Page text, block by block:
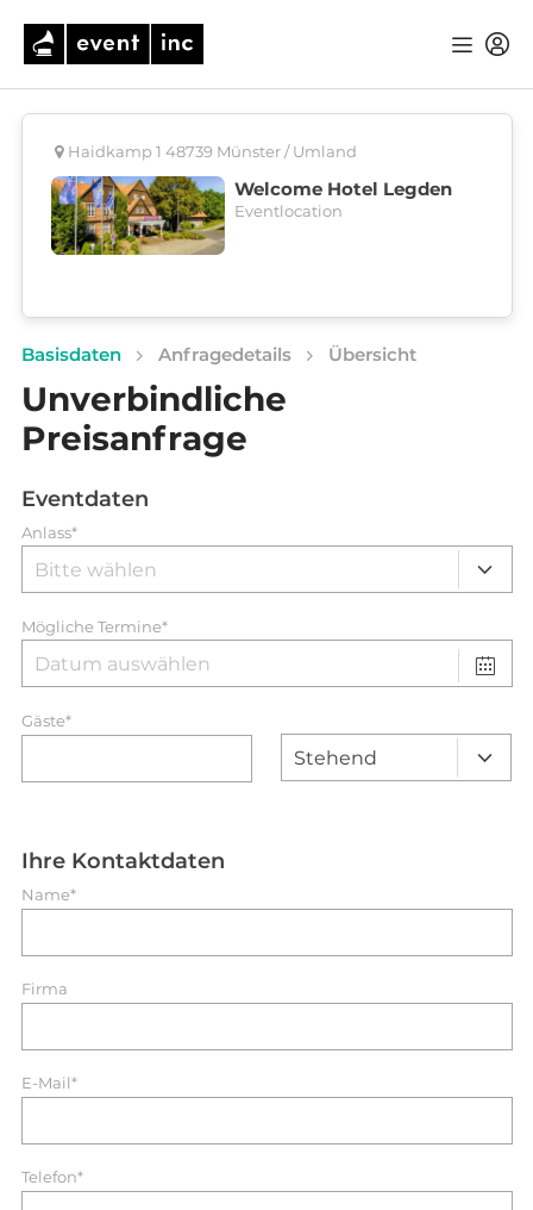
Haidkamp 1 48739 Münster / Umland
Welcome Hotel Legden
Eventlocation
Basisdaten Anfragedetails Übersicht
Unverbindliche
Preisanfrage
Eventdaten
Anlass*
Mögliche Termine*
Gäste*
Ihre Kontaktdaten
Name*
Firma
E-Mail*
Telefon*